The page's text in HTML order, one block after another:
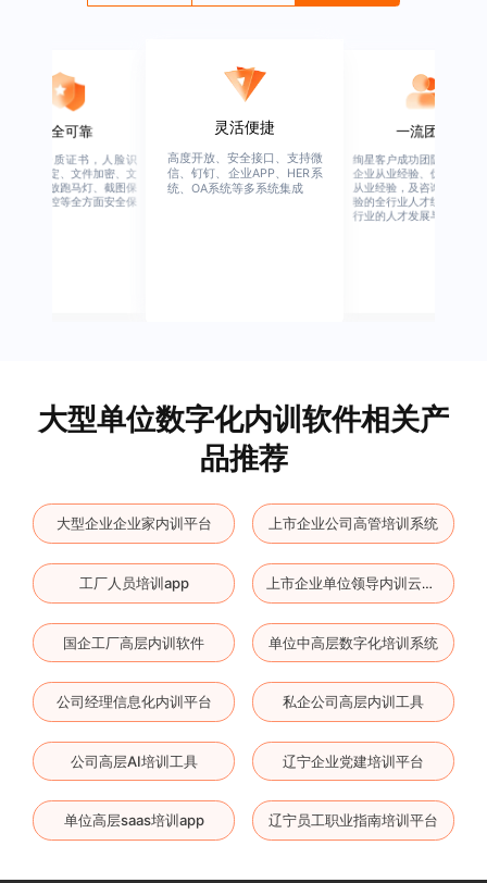
，人脸识
件加密、文
灯、截图保
方面安全保
高度开放、安全接口、支持微
信、钉钉、企业APP、HER系
统、OA系统等多系统集成
绚星客户成功团队，由有多年
企业从业经验、优秀培训机构
从业经验，及咨询公司从业经
验的全行业人才组成，涉猎全
行业的人才发展与培养模块。
大型单位数字化内训软件相关产
品推荐
大型企业企业家内训平台 上市企业公司高管培训系统
工厂人员培训app 上市企业单位领导内训云平台
国企工厂高层内训软件 单位中高层数字化培训系统
公司经理信息化内训平台 私企公司高层内训工具
公司高层AI培训工具 辽宁企业党建培训平台
单位高层saas培训app 辽宁员工职业指南培训平台